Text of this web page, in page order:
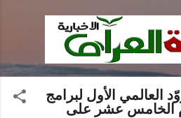
المحتوى الرئيسي
الأول لبرامج
الخامس عشر على